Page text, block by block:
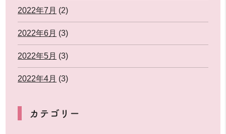
2022年7月 (2)
2022年6月 (3)
2022年5月 (3)
2022年4月 (3)
カテゴリー